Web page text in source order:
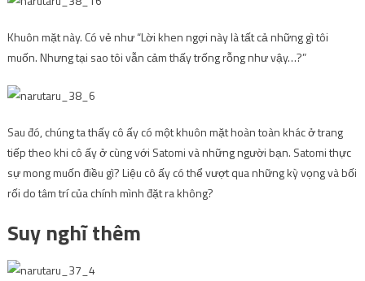
Khuôn mặt này. Có vẻ như “Lời khen ngợi này là tất cả những gì tôi
muốn. Nhưng tại sao tôi vẫn cảm thấy trống rỗng như vậy…?”
Sau đó, chúng ta thấy cô ấy có một khuôn mặt hoàn toàn khác ở trang
tiếp theo khi cô ấy ở cùng với Satomi và những người bạn. Satomi thực
sự mong muốn điều gì? Liệu cô ấy có thể vượt qua những kỳ vọng và bối
rối do tâm trí của chính mình đặt ra không?
Suy nghĩ thêm